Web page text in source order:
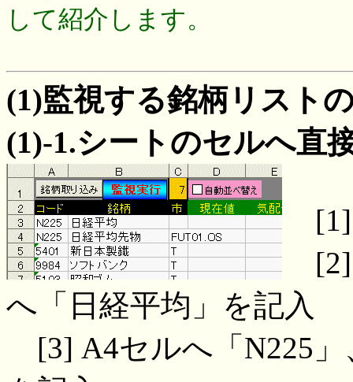
して紹介します。
(1)監視する銘柄リスト
(1)-1.シートのセルへ直
[1]
[2]
へ「日経平均」を記入
[3] A4セルへ「N225」